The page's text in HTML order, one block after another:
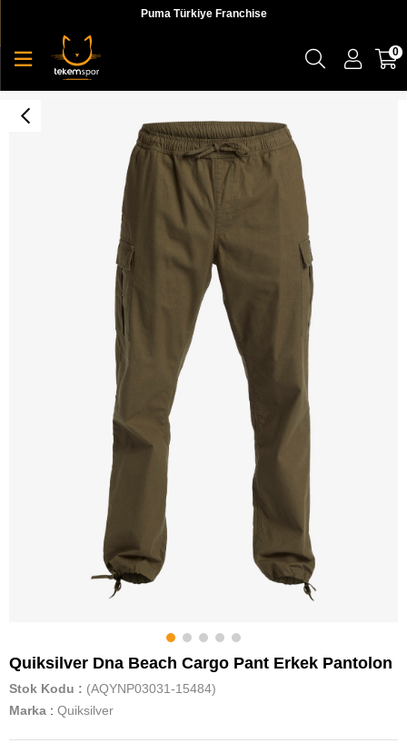
Puma Türkiye Franchise
0
Quiksilver Dna Beach Cargo Pant Erkek Pantolon
Stok Kodu
(AQYNP03031-15484)
Marka : Quiksilver